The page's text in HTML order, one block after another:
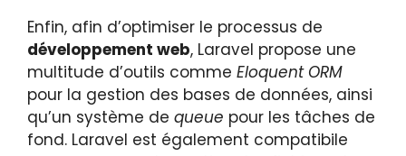
Enfin, afin d’optimiser le processus de
développement web, Laravel propose une
multitude d’outils comme Eloquent ORM
pour la gestion des bases de données, ainsi
qu’un système de queue pour les tâches de
fond. Laravel est également compatibile